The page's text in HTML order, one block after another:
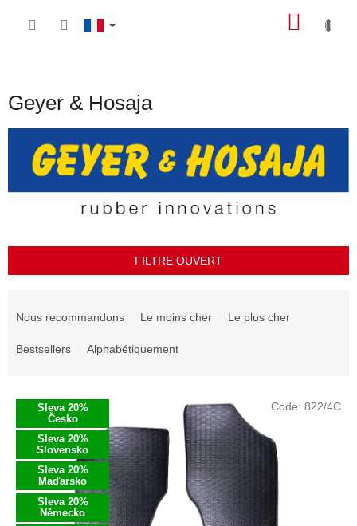
Geyer & Hosaja
FILTRE OUVERT
Nous recommandons Le moins cher Le plus cher
Bestsellers Alphabétiquement
Sleva 20%
Česko
Sleva 20%
Slovensko
Sleva 20%
Maďarsko
Sleva 20%
Německo
Code: 822/4C